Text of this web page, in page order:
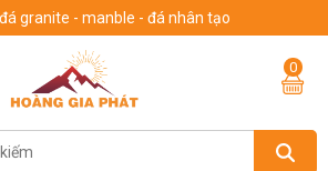
granite - manble - đá nhân tạo
0